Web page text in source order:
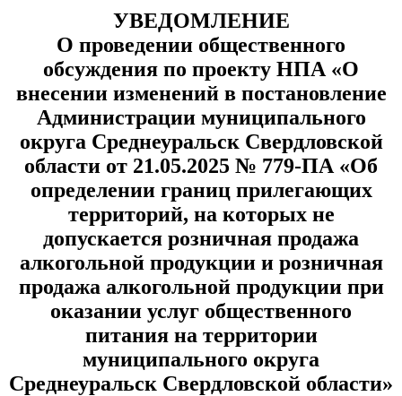
УВЕДОМЛЕНИЕ
О проведении общественного
обсуждения по проекту НПА «О
внесении изменений в постановление
Администрации муниципального
округа Среднеуральск Свердловской
области от 21.05.2025 № 779-ПА «Об
определении границ прилегающих
территорий, на которых не
допускается розничная продажа
алкогольной продукции и розничная
продажа алкогольной продукции при
оказании услуг общественного
питания на территории
муниципального округа
Среднеуральск Свердловской области»